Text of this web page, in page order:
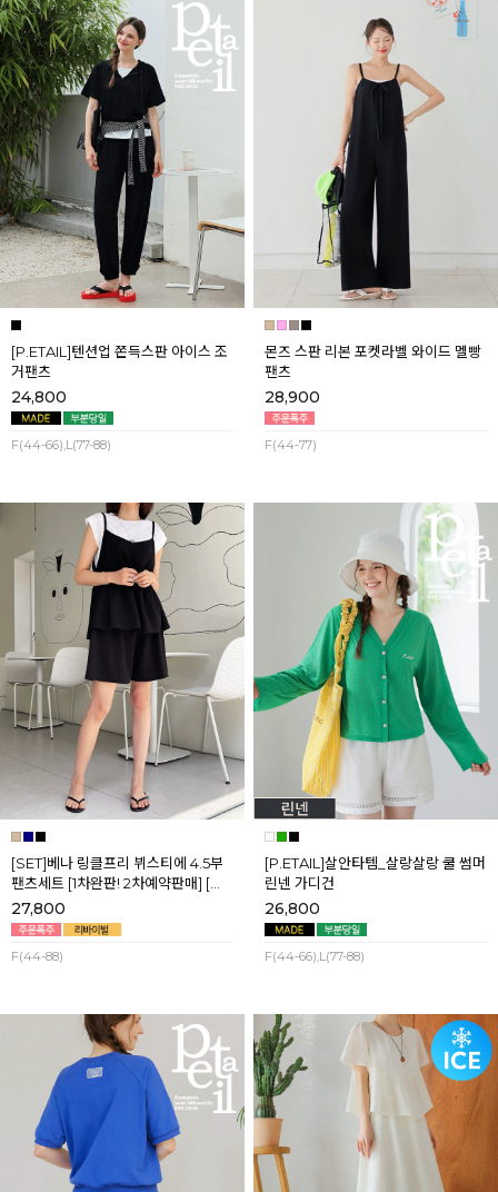
[P.ETAIL]텐션업 쫀득스판 아이스 조
거팬츠
24,800
F(44-66),L(77-88)
몬즈 스판 리본 포켓라벨 와이드 멜빵
팬츠
28,900
F(44-77)
[SET]베나 링클프리 뷔스티에 4.5부
팬츠세트 [1차완판! 2차예약판매] [네
이비,블랙] 8월셋째주 순차배송
27,800
F(44-88)
[P.ETAIL]살안타템_살랑살랑 쿨 썸머
린넨 가디건
26,800
F(44-66),L(77-88)